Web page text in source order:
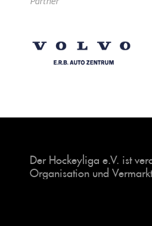
Der Hockeyliga e.V. ist
Organisation und
Halle. Insgesamt sind
Dach der Hockeyliga